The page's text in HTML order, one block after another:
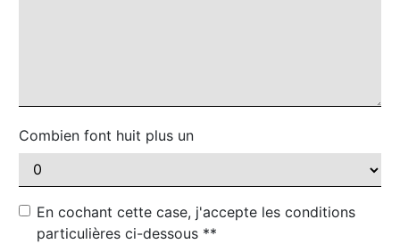
Combien font huit plus un
En cochant cette case, j'accepte les conditions
particulières ci-dessous **